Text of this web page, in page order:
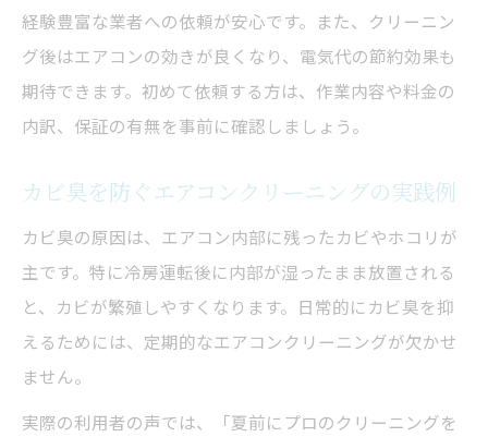
経験豊富な業者への依頼が安心です。また、クリーニン
グ後はエアコンの効きが良くなり、電気代の節約効果も
期待できます。初めて依頼する方は、作業内容や料金の
内訳、保証の有無を事前に確認しましょう。
カビ臭を防ぐエアコンクリーニングの実践例
カビ臭の原因は、エアコン内部に残ったカビやホコリが
主です。特に冷房運転後に内部が湿ったまま放置される
と、カビが繁殖しやすくなります。日常的にカビ臭を抑
えるためには、定期的なエアコンクリーニングが欠かせ
ません。
実際の利用者の声では、「夏前にプロのクリーニングを